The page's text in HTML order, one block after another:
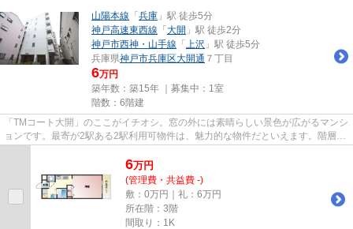
山陽本線 「 兵庫 」駅 徒歩5分
神戸高速東西線 「 大開 」駅 徒歩2分
神戸市西神・山手線 「 上沢 」駅 徒歩5分
兵庫県神戸市兵庫区大開通 ７丁目
6万円
築年数：築15年 ｜募集中： 1室
階数：6階建
「TMコート大開」のここがイチオシ。窓の外には素晴らしい景色が広がるマンシ
ョンです。最寄が2駅ある2駅利用可物件は、魅力的な物件だといえます。階層差
6万円
(管理費・共益費 -)
敷：0万円｜礼：6万円
所在階：3階
間取り：1K